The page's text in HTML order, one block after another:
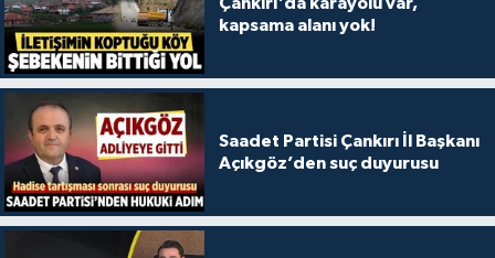
kapsama alanı yok!
Saadet Partisi Çankırı İl Başkanı
Açıkgöz’den suç duyurusu